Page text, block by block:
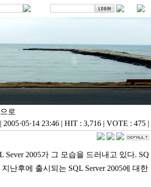
로
| 2005·05·14 23:46 | HIT : 3,716 | VOTE : 475 |
Sever 2005가 그 모습을 드러내고 있다. SQ
난후에 출시되는 SQL Server 2005에 대한